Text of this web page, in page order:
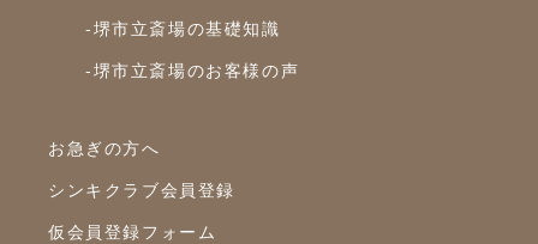
-堺市立斎場の基礎知識
-堺市立斎場のお客様の声
お急ぎの方へ
シンキクラブ会員登録
仮会員登録フォーム